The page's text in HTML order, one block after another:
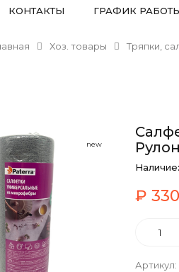
КОНТАКТЫ ГРАФИК
Хоз. товары Тряпки,
new
Наличие:
₽
Артикул: